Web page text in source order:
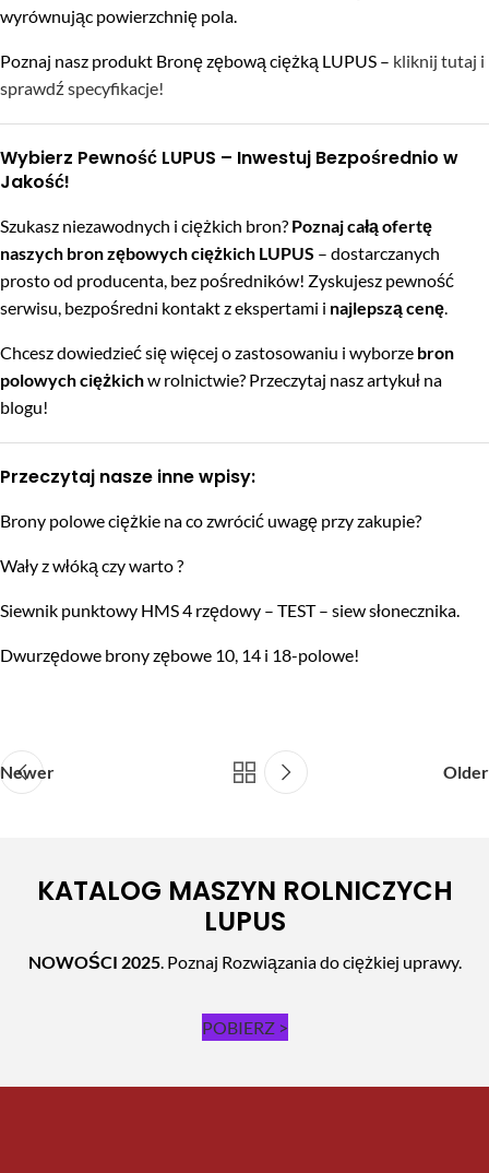
wyrównując powierzchnię pola.
Poznaj nasz produkt Bronę zębową ciężką LUPUS – kliknij tutaj i
sprawdź specyfikacje!
Wybierz Pewność LUPUS – Inwestuj Bezpośrednio w
Jakość!
Szukasz niezawodnych i ciężkich bron? Poznaj całą ofertę
naszych bron zębowych ciężkich LUPUS – dostarczanych
prosto od producenta, bez pośredników! Zyskujesz pewność
serwisu, bezpośredni kontakt z ekspertami i najlepszą cenę
Chcesz dowiedzieć się więcej o zastosowaniu i wyborze bron
polowych ciężkichw rolnictwie? Przeczytaj nasz artykuł na
blogu!
Przeczytaj nasze inne wpisy:
Brony polowe ciężkie na co zwrócić uwagę przy zakupie?
Wały z włóką czy warto ?
Siewnik punktowy HMS 4 rzędowy – TEST – siew słonecznika.
Dwurzędowe brony zębowe 10, 14 i 18-polowe!
Newer Older
KATALOG MASZYN ROLNICZYCH
LUPUS
NOWOŚCI 2025. Poznaj Rozwiązania do ciężkiej uprawy.
POBIERZ >